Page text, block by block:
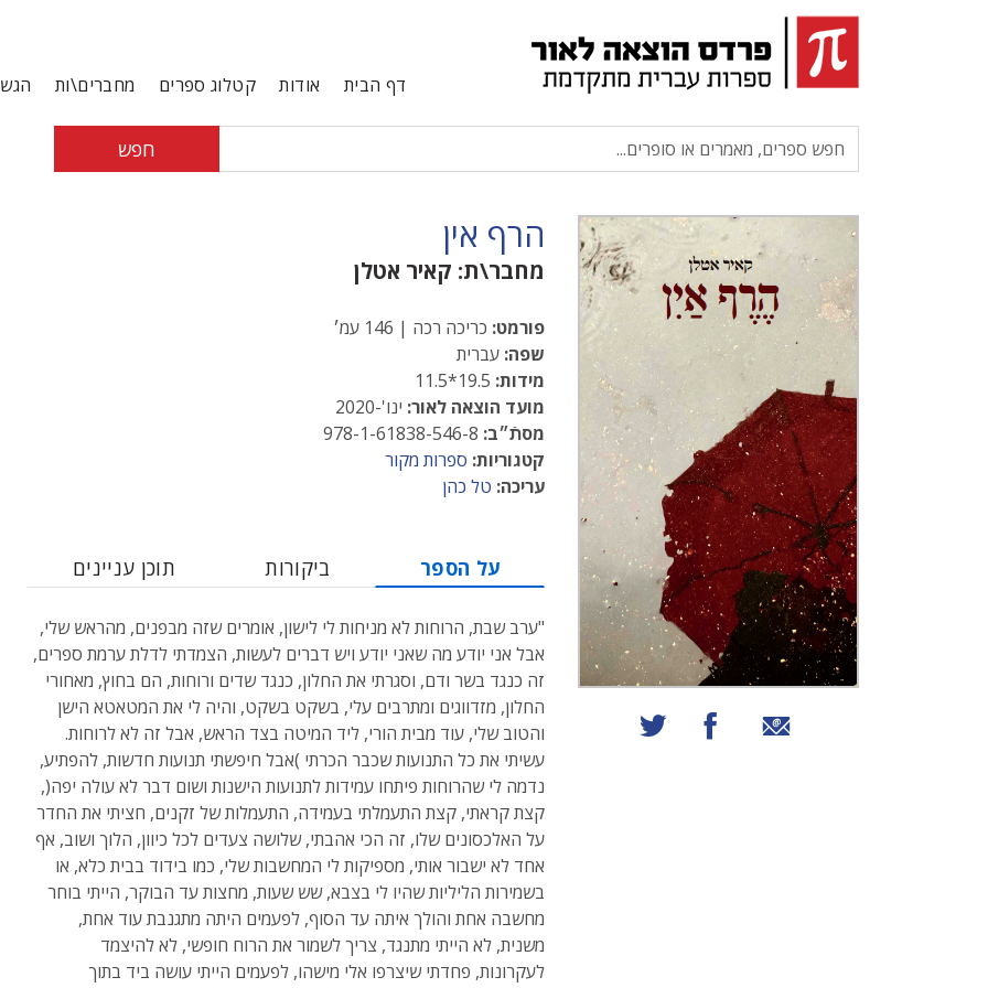
דף הבית אודות קטלוג ספרים מחברים\ות
חפש
שיתוף באמצעות אימייל
שיתוף בפייסבוק
הרף אין
מחבר\ת: קאיר אטלן
פורמט: כריכה רכה | 146 עמ׳
שפה: עברית
מידות:
מועד הוצאה לאור: ינו'-2020
מסתֿ״ב:
קטגוריות: ספרות מקור
עריכה: טל כהן
על הספר ביקורות תוכן עניינים
"ערב שבת, הרוחות לא מניחות לי לישון, אומרים שזה מבפנים, מהראש שלי,
אבל אני יודע מה שאני יודע ויש דברים לעשות, הצמדתי לדלת ערמת ספרים,
זה כנגד בשר ודם, וסגרתי את החלון, כנגד שדים ורוחות, הם בחוץ, מאחורי
החלון, מזדווגים ומתרבים עלי, בשקט בשקט, והיה לי את המטאטא הישן
והטוב שלי, עוד מבית הורי, ליד המיטה בצד הראש, אבל זה לא לרוחות.
עשיתי את כל התנועות שכבר הכרתי )אבל חיפשתי תנועות חדשות, להפתיע,
נדמה לי שהרוחות פיתחו עמידות לתנועות הישנות ושום דבר לא עולה יפה(,
קצת קראתי, קצת התעמלתי בעמידה, התעמלות של זקנים, חציתי את החדר
על האלכסונים שלו, זה הכי אהבתי, שלושה צעדים לכל כיוון, הלוך ושוב, אף
אחד לא ישבור אותי, מספיקות לי המחשבות שלי, כמו בידוד בבית כלא, או
בשמירות הליליות שהיו לי בצבא, שש שעות, מחצות עד הבוקר, הייתי בוחר
מחשבה אחת והולך איתה עד הסוף, לפעמים היתה מתגנבת עוד אחת,
משנית, לא הייתי מתנגד, צריך לשמור את הרוח חופשי, לא להיצמד
לעקרונות, פחדתי שיצרפו אלי מישהו, לפעמים הייתי עושה ביד בתוך